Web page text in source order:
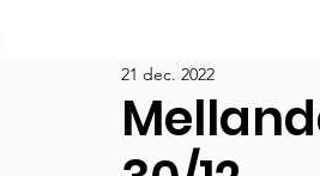
21 dec. 2022